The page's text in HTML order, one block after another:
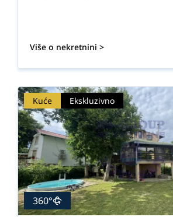
Više o nekretnini >
Kuće Ekskluzivno
360°